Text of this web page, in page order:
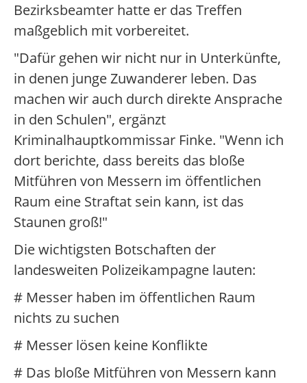
Bezirksbeamter hatte er das Treffen
maßgeblich mit vorbereitet.
"Dafür gehen wir nicht nur in Unterkünfte,
in denen junge Zuwanderer leben. Das
machen wir auch durch direkte Ansprache
in den Schulen", ergänzt
Kriminalhauptkommissar Finke. "Wenn ich
dort berichte, dass bereits das bloße
Mitführen von Messern im öffentlichen
Raum eine Straftat sein kann, ist das
Staunen groß!"
Die wichtigsten Botschaften der
landesweiten Polizeikampagne lauten:
# Messer haben im öffentlichen Raum
nichts zu suchen
# Messer lösen keine Konflikte
# Das bloße Mitführen von Messern kann